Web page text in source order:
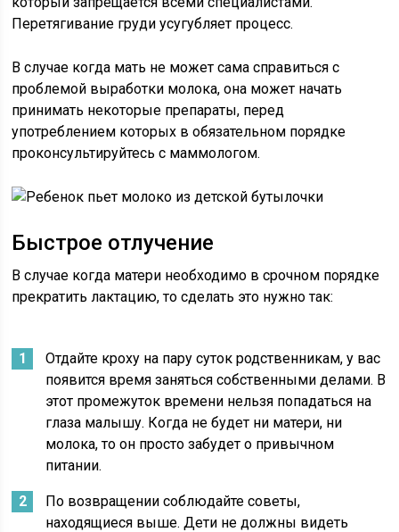
Перетягивание груди усугубляет процесс.
В случае когда мать не может сама справиться с
проблемой выработки молока, она может начать
принимать некоторые препараты, перед
употреблением которых в обязательном порядке
проконсультируйтесь с маммологом.
Быстрое отлучение
В случае когда матери необходимо в срочном порядке
прекратить лактацию, то сделать это нужно так:
Отдайте кроху на пару суток родственникам, у вас
появится время заняться собственными делами. В
этот промежуток времени нельзя попадаться на
глаза малышу. Когда не будет ни матери, ни
молока, то он просто забудет о привычном
питании.
По возвращении соблюдайте советы,
находящиеся выше. Дети не должны видеть